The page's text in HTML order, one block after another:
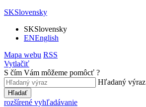
SKSlovensky
SKSlovensky
ENEnglish
Mapa webu RSS
Vytlačiť
S čím Vám môžeme pomôcť ?
Hľadaný výraz
Hľadať
rozšírené vyhľadávanie